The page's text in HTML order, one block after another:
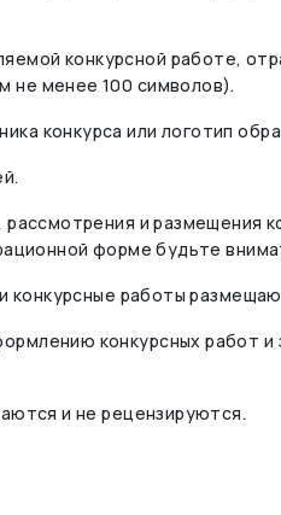
конкурсной работе,
не менее 100 символов).
конкурса или логотип
и размещения
форме будьте
конкурсные работы
конкурсных работ
и не рецензируются.